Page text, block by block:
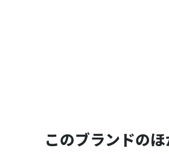
このブランドの